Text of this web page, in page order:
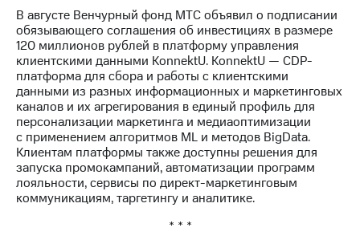
В августе Венчурный фонд МТС объявил о подписании
обязывающего соглашения об инвестициях в размере
120 миллионов рублей в платформу управления
клиентскими данными KonnektU. KonnektU — CDP-
платформа для сбора и работы с клиентскими
данными из разных информационных и маркетинговых
каналов и их агрегирования в единый профиль для
персонализации маркетинга и медиаоптимизации
с применением алгоритмов ML и методов BigData.
Клиентам платформы также доступны решения для
запуска промокампаний, автоматизации программ
лояльности, сервисы по директ-маркетинговым
коммуникациям, таргетингу и аналитике.
* * *